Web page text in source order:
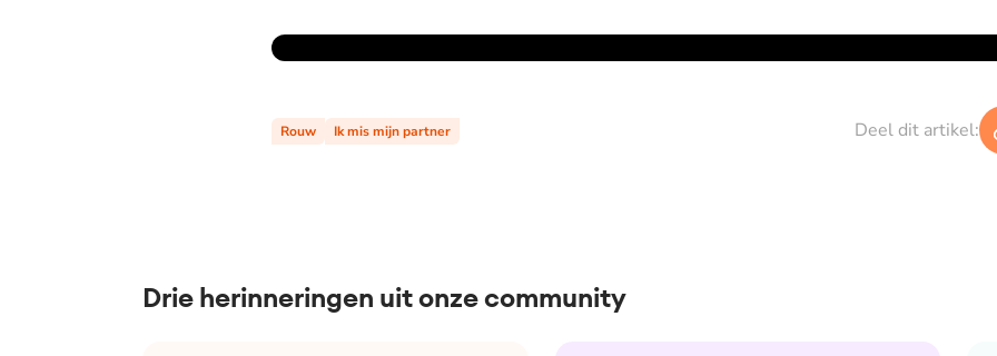
Rouw Ik mis mijn partner Deel dit artikel:
Drie herinneringen uit onze community